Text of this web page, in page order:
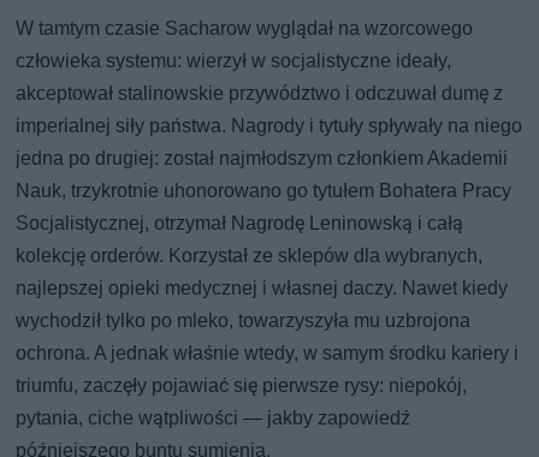
W tamtym czasie Sacharow wyglądał na wzorcowego
człowieka systemu: wierzył w socjalistyczne ideały,
akceptował stalinowskie przywództwo i odczuwał dumę z
imperialnej siły państwa. Nagrody i tytuły spływały na niego
jedna po drugiej: został najmłodszym członkiem Akademii
Nauk, trzykrotnie uhonorowano go tytułem Bohatera Pracy
Socjalistycznej, otrzymał Nagrodę Leninowską i całą
kolekcję orderów. Korzystał ze sklepów dla wybranych,
najlepszej opieki medycznej i własnej daczy. Nawet kiedy
wychodził tylko po mleko, towarzyszyła mu uzbrojona
ochrona. A jednak właśnie wtedy, w samym środku kariery i
triumfu, zaczęły pojawiać się pierwsze rysy: niepokój,
pytania, ciche wątpliwości — jakby zapowiedź
późniejszego buntu sumienia.